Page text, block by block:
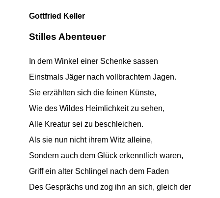
Gottfried Keller
Stilles Abenteuer
In dem Winkel einer Schenke sassen
Einstmals Jäger nach vollbrachtem Jagen.
Sie erzählten sich die feinen Künste,
Wie des Wildes Heimlichkeit zu sehen,
Alle Kreatur sei zu beschleichen.
Als sie nun nicht ihrem Witz alleine,
Sondern auch dem Glück erkenntlich waren,
Griff ein alter Schlingel nach dem Faden
Des Gesprächs und zog ihn an sich, gleich der